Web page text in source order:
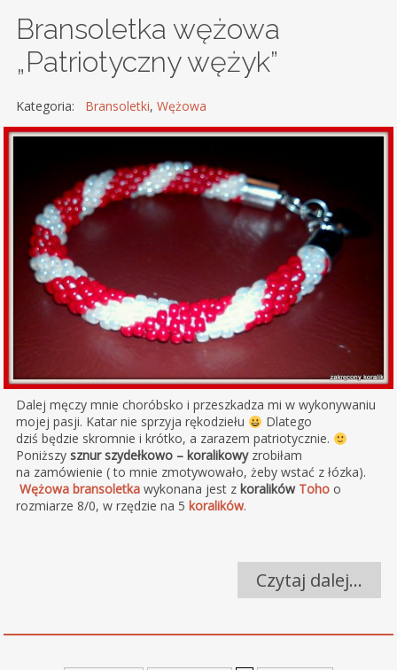
Bransoletka wężowa
„Patriotyczny wężyk”
Kategoria: Bransoletki, Wężowa
Dalej męczy mnie choróbsko i przeszkadza mi w wykonywaniu
mojej pasji. Katar nie sprzyja rękodziełu
Dlatego
dziś będzie skromnie i krótko, a zarazem patriotycznie.
Poniższy sznur szydełkowo – koralikowyzrobiłam
na zamówienie ( to mnie zmotywowało, żeby wstać z łózka).
Wężowa bransoletkawykonana jest z koralików Tohoo
rozmiarze 8/0, w rzędzie na 5 koralików.
Czytaj dalej…